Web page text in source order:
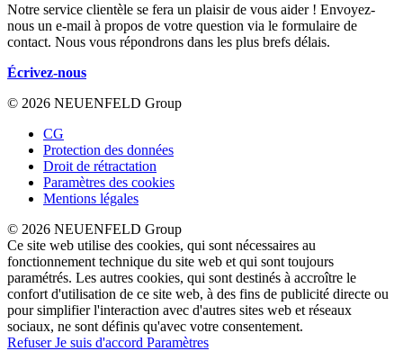
Notre service clientèle se fera un plaisir de vous aider ! Envoyez-
nous un e-mail à propos de votre question via le formulaire de
contact. Nous vous répondrons dans les plus brefs délais.
Écrivez-nous
© 2026 NEUENFELD Group
CG
Protection des données
Droit de rétractation
Paramètres des cookies
Mentions légales
© 2026 NEUENFELD Group
Ce site web utilise des cookies, qui sont nécessaires au
fonctionnement technique du site web et qui sont toujours
paramétrés. Les autres cookies, qui sont destinés à accroître le
confort d'utilisation de ce site web, à des fins de publicité directe ou
pour simplifier l'interaction avec d'autres sites web et réseaux
sociaux, ne sont définis qu'avec votre consentement.
RefuserJe suis d'accord Paramètres